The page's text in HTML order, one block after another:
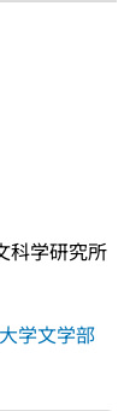
科学研究所
学文学部